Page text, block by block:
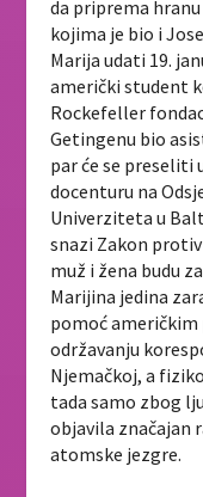
da priprema
kojima je bio i
Marija udati 19.
američki student
Rockefeller
Getingenu bio
par će se preseliti
docenturu na
Univerziteta u
snazi Zakon
muž i žena budu
Marijina jedina
pomoć
održavanju
Njemačkoj, a
tada samo zbog
objavila značajan
atomske jezgre.